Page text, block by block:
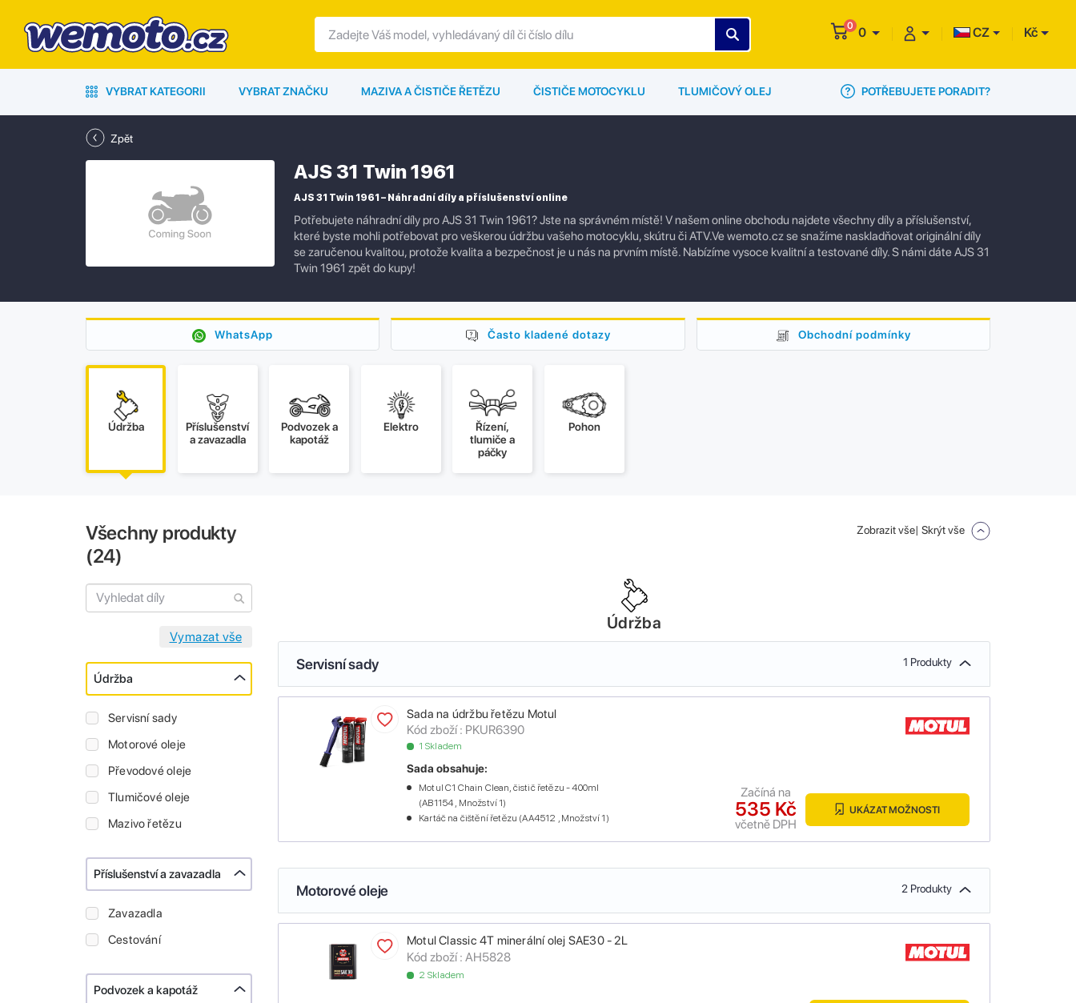
0 0 CZ Kč
VYBRAT KATEGORII VYBRAT ZNAČKU MAZIVA A ČISTIČE ŘETĚZU ČISTIČE MOTOCYKLU TLUMIČOVÝ OLEJ POTŘEBUJETE PORADIT?
Zpět
AJS 31 Twin 1961
AJS 31 Twin 1961 – Náhradní díly a příslušenství online
Potřebujete náhradní díly pro AJS 31 Twin 1961? Jste na správném místě! V našem online obchodu najdete všechny díly a příslušenství,
které byste mohli potřebovat pro veškerou údržbu vašeho motocyklu, skútru či ATV.Ve wemoto.cz se snažíme naskladňovat originální díly
se zaručenou kvalitou, protože kvalita a bezpečnost je u nás na prvním místě. Nabízíme vysoce kvalitní a testované díly. S námi dáte AJS 31
Twin 1961 zpět do kupy!
WhatsApp Často kladené dotazy Obchodní podmínky
Údržba
Příslušenství
a zavazadla
Podvozek a
kapotáž
Elektro
Řízení,
tlumiče a
páčky
Pohon
Všechny produkty
(24)
Údržba
Servisní sady
Motorové oleje
Převodové oleje
Tlumičové oleje
Mazivo řetězu
Příslušenství a zavazadla
Zavazadla
Cestování
Podvozek a kapotáž
Zobrazit vše| Skrýt vše
Údržba
Servisní sady 1 Produkty
Sada na údržbu řetězu Motul
Kód zboží : PKUR6390
1 Skladem
Sada obsahuje:
Motul C1 Chain Clean, čistič řetězu - 400ml
(AB1154 , Množství 1)
Kartáč na čištění řetězu (AA4512 , Množství 1)
535 Kč
včetně DPH
Začíná na
UKÁZAT MOŽNOSTI
Motorové oleje 2 Produkty
Motul Classic 4T minerální olej SAE30 - 2L
Kód zboží : AH5828
2 Skladem